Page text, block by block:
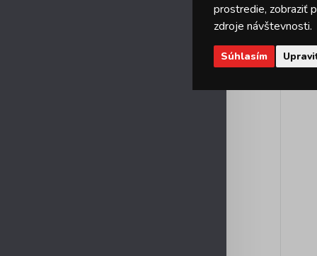
prostredie, zobraziť
zdroje návštevnosti.
Súhlasím